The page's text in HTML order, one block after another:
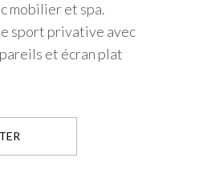
mobilier et spa.
sport privative avec
et écran plat